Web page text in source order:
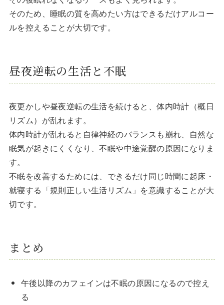
そのため、睡眠の質を高めたい方はできるだけアルコー
ルを控えることが大切です。
昼夜逆転の生活と不眠
夜更かしや昼夜逆転の生活を続けると、体内時計（概日
リズム）が乱れます。
体内時計が乱れると自律神経のバランスも崩れ、自然な
眠気が起きにくくなり、不眠や中途覚醒の原因になりま
す。
不眠を改善するためには、できるだけ同じ時間に起床・
就寝する「規則正しい生活リズム」を意識することが大
切です。
まとめ
午後以降のカフェインは不眠の原因になるので控え
る